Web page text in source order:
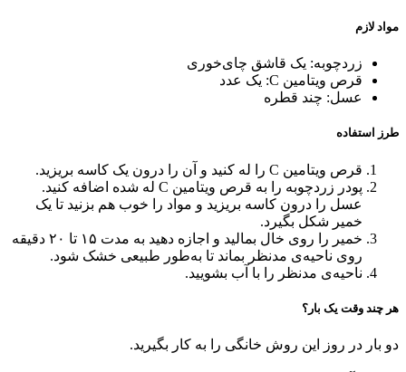
مواد لازم
زردچوبه: یک قاشق چای‌خوری
قرص ویتامین C: یک عدد
عسل: چند قطره
طرز استفاده
قرص ویتامین C را له کنید و آن را درون یک کاسه بریزید.
پودر زردچوبه را به قرص ویتامین C له شده اضافه کنید.
عسل را درون کاسه بریزید و مواد را خوب هم بزنید تا یک
خمیر شکل بگیرد.
خمیر را روی خال بمالید و اجازه دهید به مدت ۱۵ تا ۲۰ دقیقه
روی ناحیه‌ی مدنظر بماند تا به‌طور طبیعی خشک شود.
ناحیه‌ی مدنظر را با آب بشویید.
هر چند وقت یک بار؟
دو بار در روز این روش خانگی را به کار بگیرید.